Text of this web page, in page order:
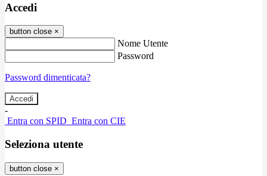
Accedi
button close ×
Nome Utente
Password
Password dimenticata?
-
Entra con SPID Entra con CIE
Seleziona utente
button close ×